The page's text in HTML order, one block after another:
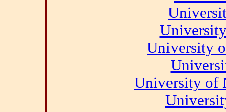
University
University of